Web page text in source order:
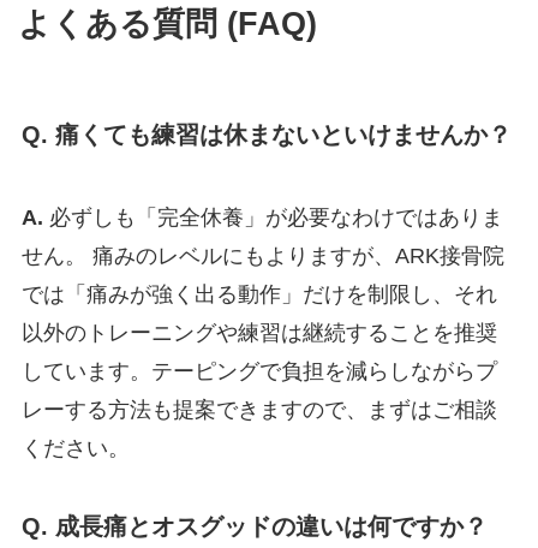
よくある質問 (FAQ)
Q. 痛くても練習は休まないといけませんか？
A. 必ずしも「完全休養」が必要なわけではありま
せん。 痛みのレベルにもよりますが、ARK接骨院
では「痛みが強く出る動作」だけを制限し、それ
以外のトレーニングや練習は継続することを推奨
しています。テーピングで負担を減らしながらプ
レーする方法も提案できますので、まずはご相談
ください。
Q. 成長痛とオスグッドの違いは何ですか？